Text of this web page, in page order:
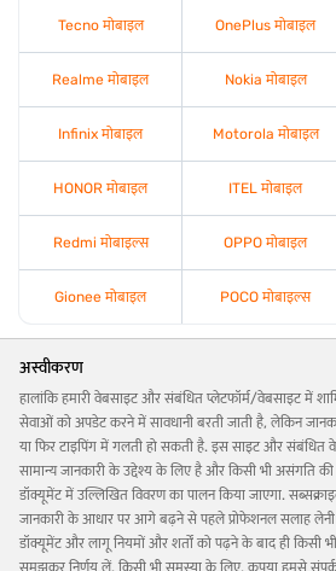
Tecno मोबाइल OnePlus मोबाइल
Realme मोबाइल Nokia मोबाइल
Infinix मोबाइल Motorola मोबाइल
HONOR मोबाइल ITEL मोबाइल
Redmi मोबाइल्स OPPO मोबाइल
Gionee मोबाइल POCO मोबाइल्स
अस्वीकरण
हालांकि हमारी वेबसाइट और संबंधित प्लेटफॉर्म/वेबसाइट में
सेवाओं को अपडेट करने में सावधानी बरती जाती है, लेकिन
या फिर टाइपिंग में गलती हो सकती है. इस साइट और संबंधित
सामान्य जानकारी के उद्देश्य के लिए है और किसी भी असंगति की
डॉक्यूमेंट में उल्लिखित विवरण का पालन किया जाएगा.
जानकारी के आधार पर आगे बढ़ने से पहले प्रोफेशनल सलाह लेनी
डॉक्यूमेंट और लागू नियमों और शर्तों को पढ़ने के बाद ही किसी
समझकर निर्णय लें. किसी भी समस्या के लिए, कृपया हमसे